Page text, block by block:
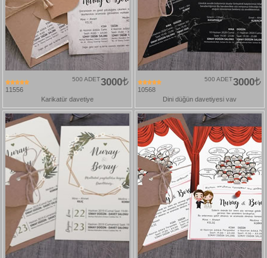
11556
3000
500 ADET
Karikatür davetiye
10568
3000
500 ADET
Dini düğün davetiyesi vav